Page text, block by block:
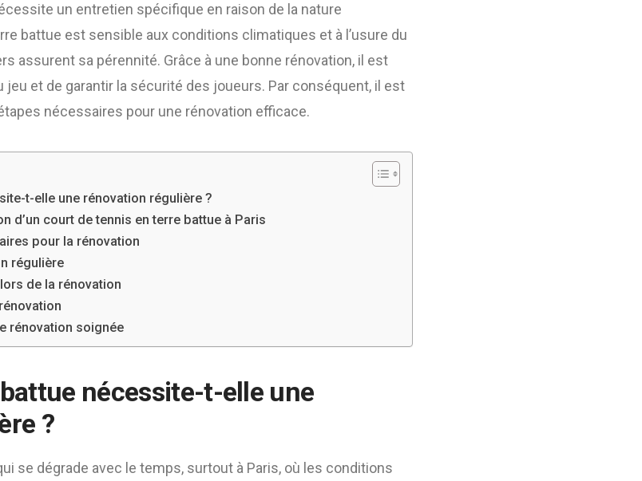
un entretien spécifique en raison de la nature
battue est sensible aux conditions climatiques et à l’usure du
assurent sa pérennité. Grâce à une bonne rénovation, il est
jeu et de garantir la sécurité des joueurs. Par conséquent, il est
nécessaires pour une rénovation efficace.
t-elle une rénovation régulière ?
d’un court de tennis en terre battue à Paris
pour la rénovation
régulière
de la rénovation
rénovation soignée
nécessite-t-elle une
?
se dégrade avec le temps, surtout à Paris, où les conditions